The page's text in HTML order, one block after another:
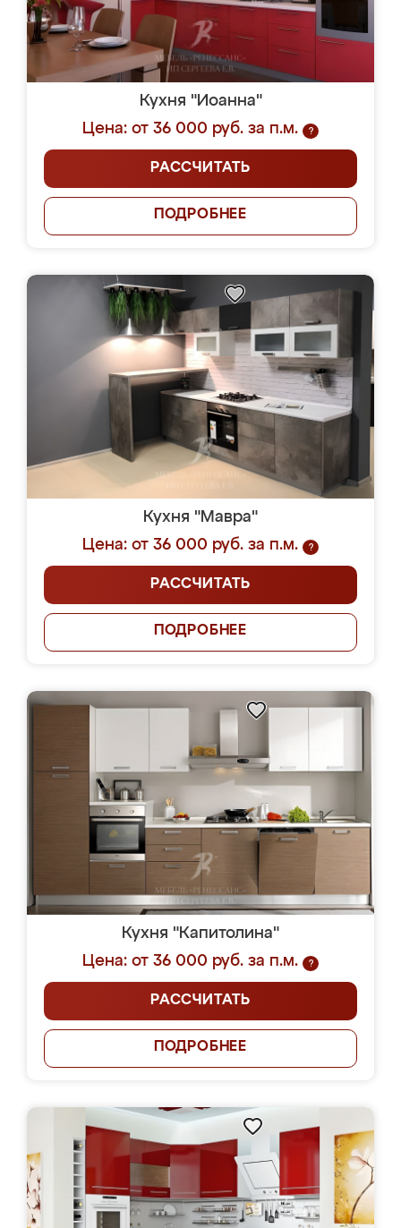
Кухня "Иоанна"
Цена: от 36 000 руб. за п.м.
?
РАССЧИТАТЬ
ПОДРОБНЕЕ
Кухня "Мавра"
Цена: от 36 000 руб. за п.м.
?
РАССЧИТАТЬ
ПОДРОБНЕЕ
Кухня "Капитолина"
Цена: от 36 000 руб. за п.м.
?
РАССЧИТАТЬ
ПОДРОБНЕЕ